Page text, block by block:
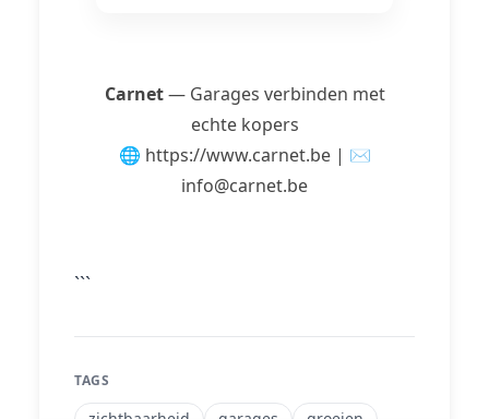
Carnet— Garages verbinden met
echte kopers
🌐 https://www.carnet.be | ✉️
info@carnet.be
```
TAGS